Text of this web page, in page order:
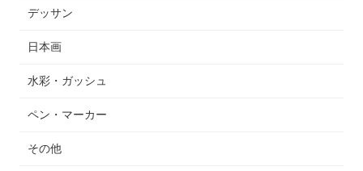
デッサン
日本画
水彩・ガッシュ
ペン・マーカー
その他